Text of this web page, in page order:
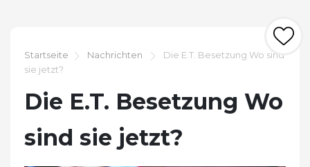
Startseite Nachrichten
Die E.T. Besetzung Wo sind
sie jetzt?
Die E.T. Besetzung Wo
sind sie jetzt?